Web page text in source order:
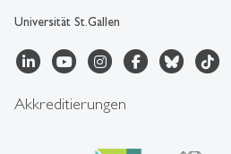
Universität St.Gallen
Akkreditierungen